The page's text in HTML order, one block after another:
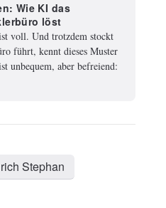
Wie KI das
löst
voll. Und trotzdem stockt
führt, kennt dieses Muster
unbequem, aber befreiend:
Stephan